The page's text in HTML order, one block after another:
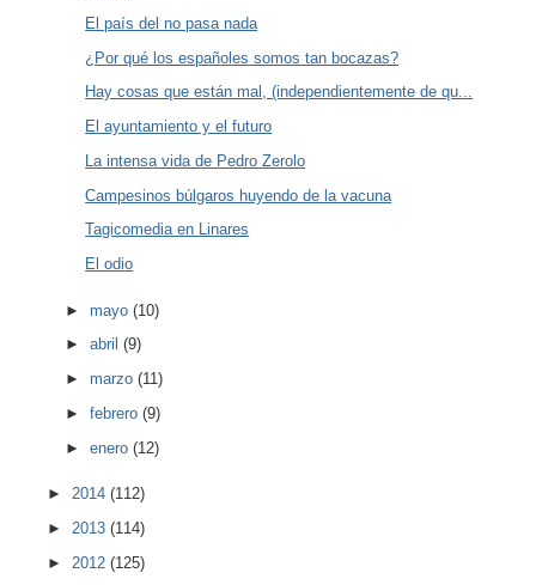
El país del no pasa nada
¿Por qué los españoles somos tan bocazas?
Hay cosas que están mal, (independientemente de qu...
El ayuntamiento y el futuro
La intensa vida de Pedro Zerolo
Campesinos búlgaros huyendo de la vacuna
Tagicomedia en Linares
El odio
►mayo(10)
►abril(9)
►marzo(11)
►febrero(9)
►enero(12)
► 2014 (112)
► 2013 (114)
► 2012 (125)